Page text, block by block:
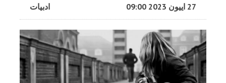
ادبیات 27 اییون 2023 09:00